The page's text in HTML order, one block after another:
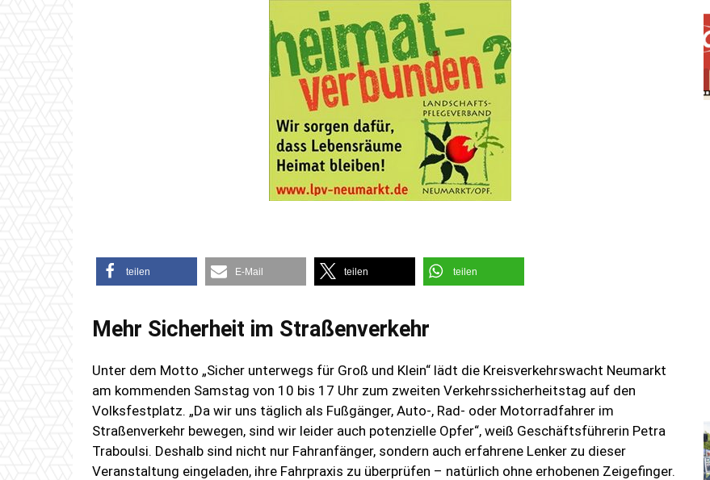
teilen E-Mail teilen teilen
Mehr Sicherheit im Straßenverkehr
Unter dem Motto „Sicher unterwegs für Groß und Klein“ lädt die Kreisverkehrswacht Neumarkt
am kommenden Samstag von 10 bis 17 Uhr zum zweiten Verkehrssicherheitstag auf den
Volksfestplatz. „Da wir uns täglich als Fußgänger, Auto-, Rad- oder Motorradfahrer im
Straßenverkehr bewegen, sind wir leider auch potenzielle Opfer“, weiß Geschäftsführerin Petra
Traboulsi. Deshalb sind nicht nur Fahranfänger, sondern auch erfahrene Lenker zu dieser
Veranstaltung eingeladen, ihre Fahrpraxis zu überprüfen – natürlich ohne erhobenen Zeigefinger.